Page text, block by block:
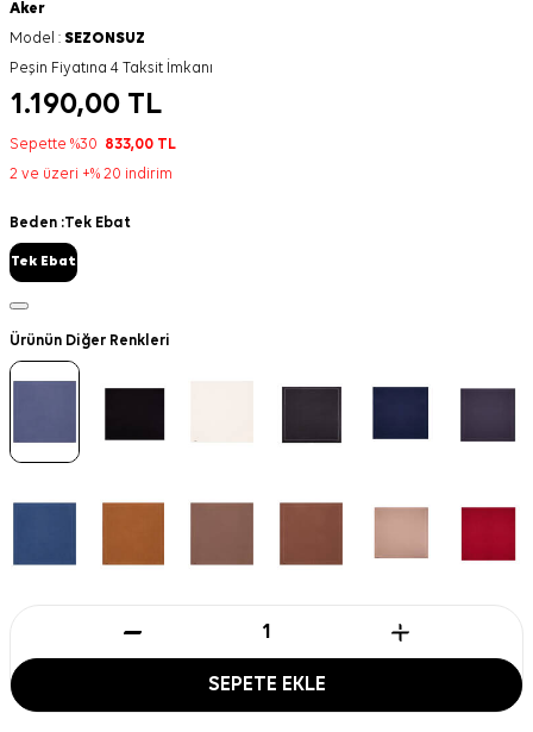
Aker
Model : SEZONSUZ
Peşin Fiyatına 4 Taksit İmkanı
1.190,00 TL
Sepette %30 833,00 TL
2 ve üzeri +% 20 indirim
Beden :Tek Ebat
Tek Ebat
Ürünün Diğer Renkleri
SEPETE EKLE